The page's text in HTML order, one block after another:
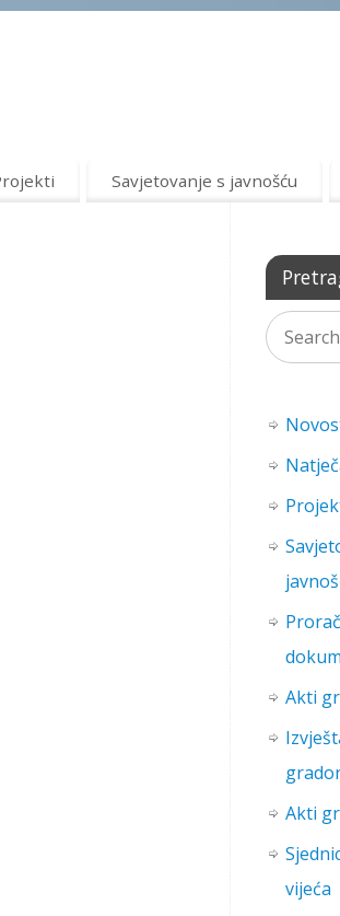
Savjetovanje s javnošću
Akti
Akti
vijeća